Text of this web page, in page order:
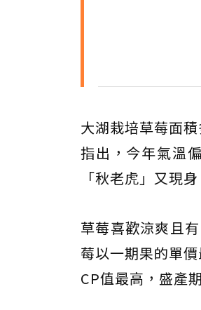
大湖栽培草莓面
指出，今年氣溫
「秋老虎」又現
草莓喜歡涼爽且
莓以一期果的單
CP值最高，盛產